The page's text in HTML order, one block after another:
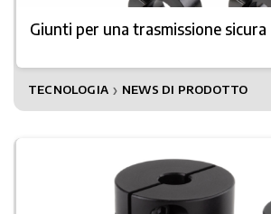
Giunti per una trasmissione sicura
TECNOLOGIA ❯ NEWS DI PRODOTTO